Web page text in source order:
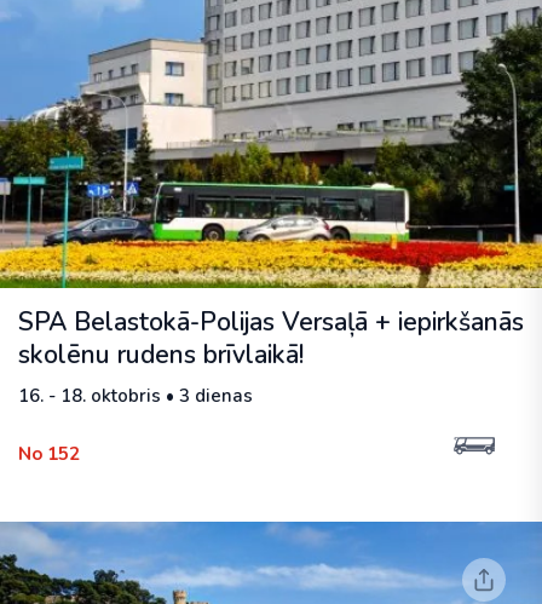
SPA Belastokā-Polijas Versaļā + iepirkšanās
skolēnu rudens brīvlaikā!
16. - 18. oktobris • 3 dienas
No 152